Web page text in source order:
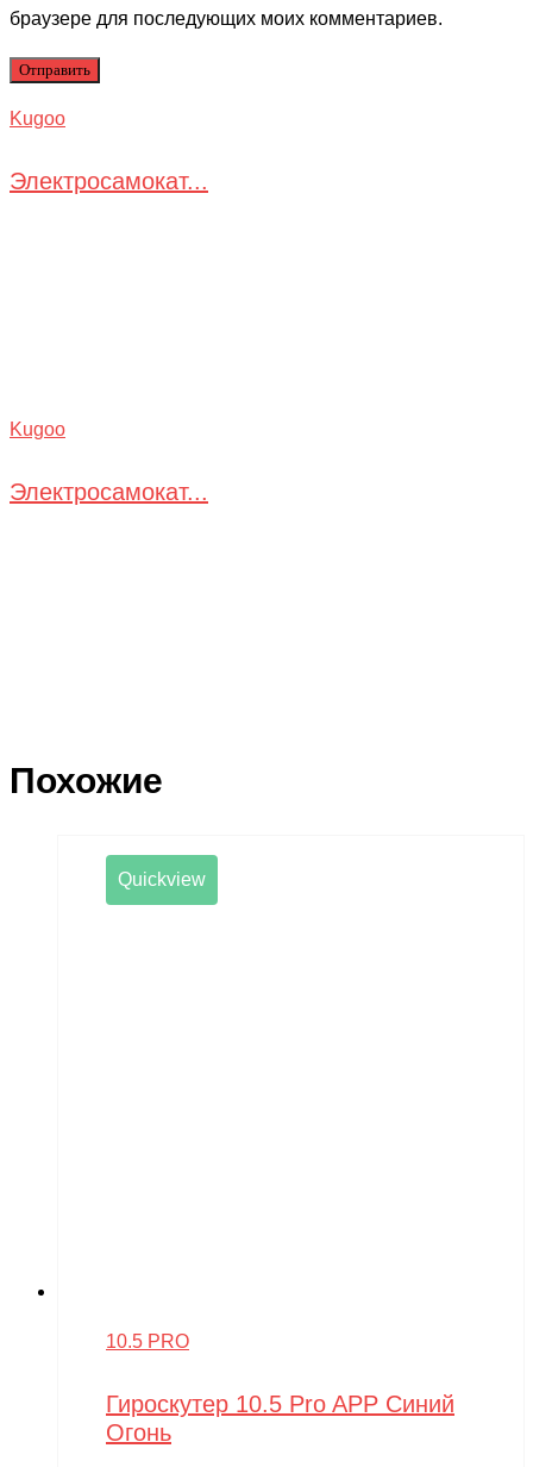
браузере для последующих моих комментариев.
Kugoo
Электросамокат...
Kugoo
Электросамокат...
Похожие
Quickview
10.5 PRO
Гироскутер 10.5 Pro APP Синий
Огонь